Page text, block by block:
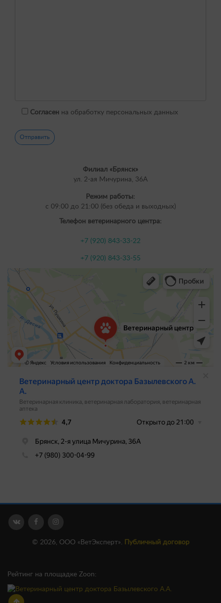
Согласен на обработку персональных данных
Филиал «Брянск»
ул. 2-ая Мичурина, 36А
Режим работы:
с 09:00 до 21:00 (без обеда и выходных)
Телефон ветеринарного центра:
+7 (920) 843-33-22
+7 (920) 843-33-55
© 2026, ООО «ВетЭксперт». Публичный договор
Рейтинг на площадке Zoon: